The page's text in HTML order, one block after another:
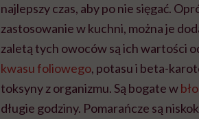
najlepszy czas, aby po nie sięgać.
zastosowanie w kuchni, można je
zaletą tych owoców są ich wartości
kwasu foliowego, potasu i beta-
toksyny z organizmu. Są bogate w
długie godziny. Pomarańcze są